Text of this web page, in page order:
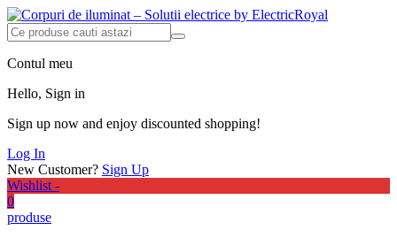
Contul meu
Hello, Sign in
Sign up now and enjoy discounted shopping!
Log In
New Customer? Sign Up
Wishlist -
0
produse